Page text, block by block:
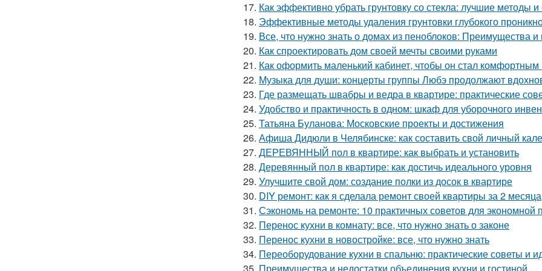
17. Как эффективно убрать грунтовку со стекла: лучшие методы и
18. Эффективные методы удаления грунтовки глубокого
19. Все, что нужно знать о домах из пеноблоков: Преимущества и
20. Как спроектировать дом своей мечты своими руками
21. Как оформить маленький кабинет, чтобы он стал
22. Музыка для души: концерты группы Любэ продолжают
23. Где размещать швабры и ведра в квартире: практические
24. Удобство и практичность в одном: шкаф для уборочного
25. Татьяна Буланова: Московские проекты и достижения
26. Афиша Дидюли в Челябинске: как составить свой личный
27. ДЕРЕВЯННЫЙ пол в квартире: как выбрать и установить
28. Деревянный пол в квартире: как достичь идеального уровня
29. Улучшите свой дом: создание полки из досок в квартире
30. DIY ремонт: как я сделала ремонт своей квартиры за 2 месяца
31. Сэкономь на ремонте: 10 практичных советов для экономной
32. Перенос кухни в комнату: все, что нужно знать о законе
33. Перенос кухни в новостройке: все, что нужно знать
34. Переоборудование кухни в спальню: практические советы и